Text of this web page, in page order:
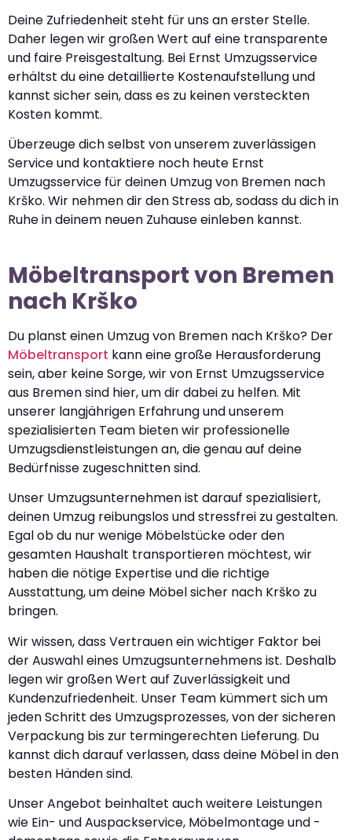
Deine Zufriedenheit steht für uns an erster Stelle.
Daher legen wir großen Wert auf eine transparente
und faire Preisgestaltung. Bei Ernst Umzugsservice
erhältst du eine detaillierte Kostenaufstellung und
kannst sicher sein, dass es zu keinen versteckten
Kosten kommt.
Überzeuge dich selbst von unserem zuverlässigen
Service und kontaktiere noch heute Ernst
Umzugsservice für deinen Umzug von Bremen nach
Krško. Wir nehmen dir den Stress ab, sodass du dich in
Ruhe in deinem neuen Zuhause einleben kannst.
Möbeltransport von Bremen
nach Krško
Du planst einen Umzug von Bremen nach Krško? Der
Möbeltransport kann eine große Herausforderung
sein, aber keine Sorge, wir von Ernst Umzugsservice
aus Bremen sind hier, um dir dabei zu helfen. Mit
unserer langjährigen Erfahrung und unserem
spezialisierten Team bieten wir professionelle
Umzugsdienstleistungen an, die genau auf deine
Bedürfnisse zugeschnitten sind.
Unser Umzugsunternehmen ist darauf spezialisiert,
deinen Umzug reibungslos und stressfrei zu gestalten.
Egal ob du nur wenige Möbelstücke oder den
gesamten Haushalt transportieren möchtest, wir
haben die nötige Expertise und die richtige
Ausstattung, um deine Möbel sicher nach Krško zu
bringen.
Wir wissen, dass Vertrauen ein wichtiger Faktor bei
der Auswahl eines Umzugsunternehmens ist. Deshalb
legen wir großen Wert auf Zuverlässigkeit und
Kundenzufriedenheit. Unser Team kümmert sich um
jeden Schritt des Umzugsprozesses, von der sicheren
Verpackung bis zur termingerechten Lieferung. Du
kannst dich darauf verlassen, dass deine Möbel in den
besten Händen sind.
Unser Angebot beinhaltet auch weitere Leistungen
wie Ein- und Auspackservice, Möbelmontage und -